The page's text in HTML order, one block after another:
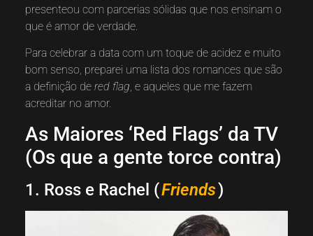
presenteou com parcerias sólidas que nos ensinam o
que é amor de verdade.
Para celebrar a data com um toque de acidez e muito
bom senso, preparei uma lista dos romances que são
a definição de red flag, e aqueles que me fazem
acreditar no amor.
As Maiores ‘Red Flags’ da TV
(Os que a gente torce contra)
1. Ross e Rachel (Friends)